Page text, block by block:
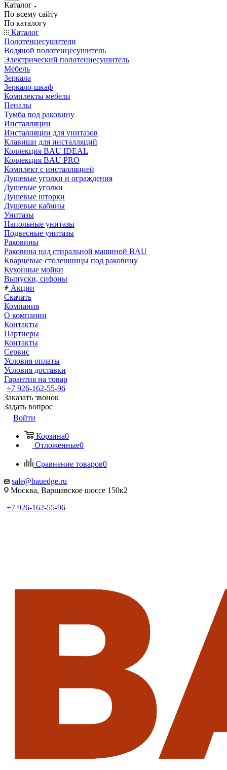
Каталог
По всему сайту
По каталогу
Каталог
Полотенцесушители
Водяной полотенцесушитель
Электрический полотенцесушитель
Мебель
Зеркала
Зеркало-шкаф
Комплекты мебели
Пеналы
Тумба под раковину
Инсталляции
Инсталляции для унитазов
Клавиши для инсталляций
Коллекция BAU IDEAL
Коллекция BAU PRO
Комплект с инсталляцией
Душевые уголки и ограждения
Душевые уголки
Душевые шторки
Душевые кабины
Унитазы
Напольные унитазы
Подвесные унитазы
Раковины
Раковина над стиральной машиной BAU
Кварцевые столешницы под раковину
Кухонные мойки
Выпуски, сифоны
Акции
Скачать
Компания
О компании
Контакты
Партнеры
Контакты
Сервис
Условия оплаты
Условия доставки
Гарантия на товар
+7 926-162-55-96
Заказать звонок
Задать вопрос
Войти
Корзина0
Отложенные0
Сравнение товаров0
sale@bauedge.ru
Москва, Варшавское шоссе 150к2
+7 926-162-55-96